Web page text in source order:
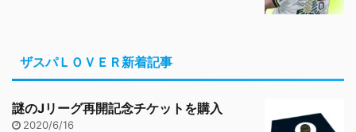
ザスパＬＯＶＥＲ新着記事
謎のJリーグ再開記念チケットを購入
2020/6/16